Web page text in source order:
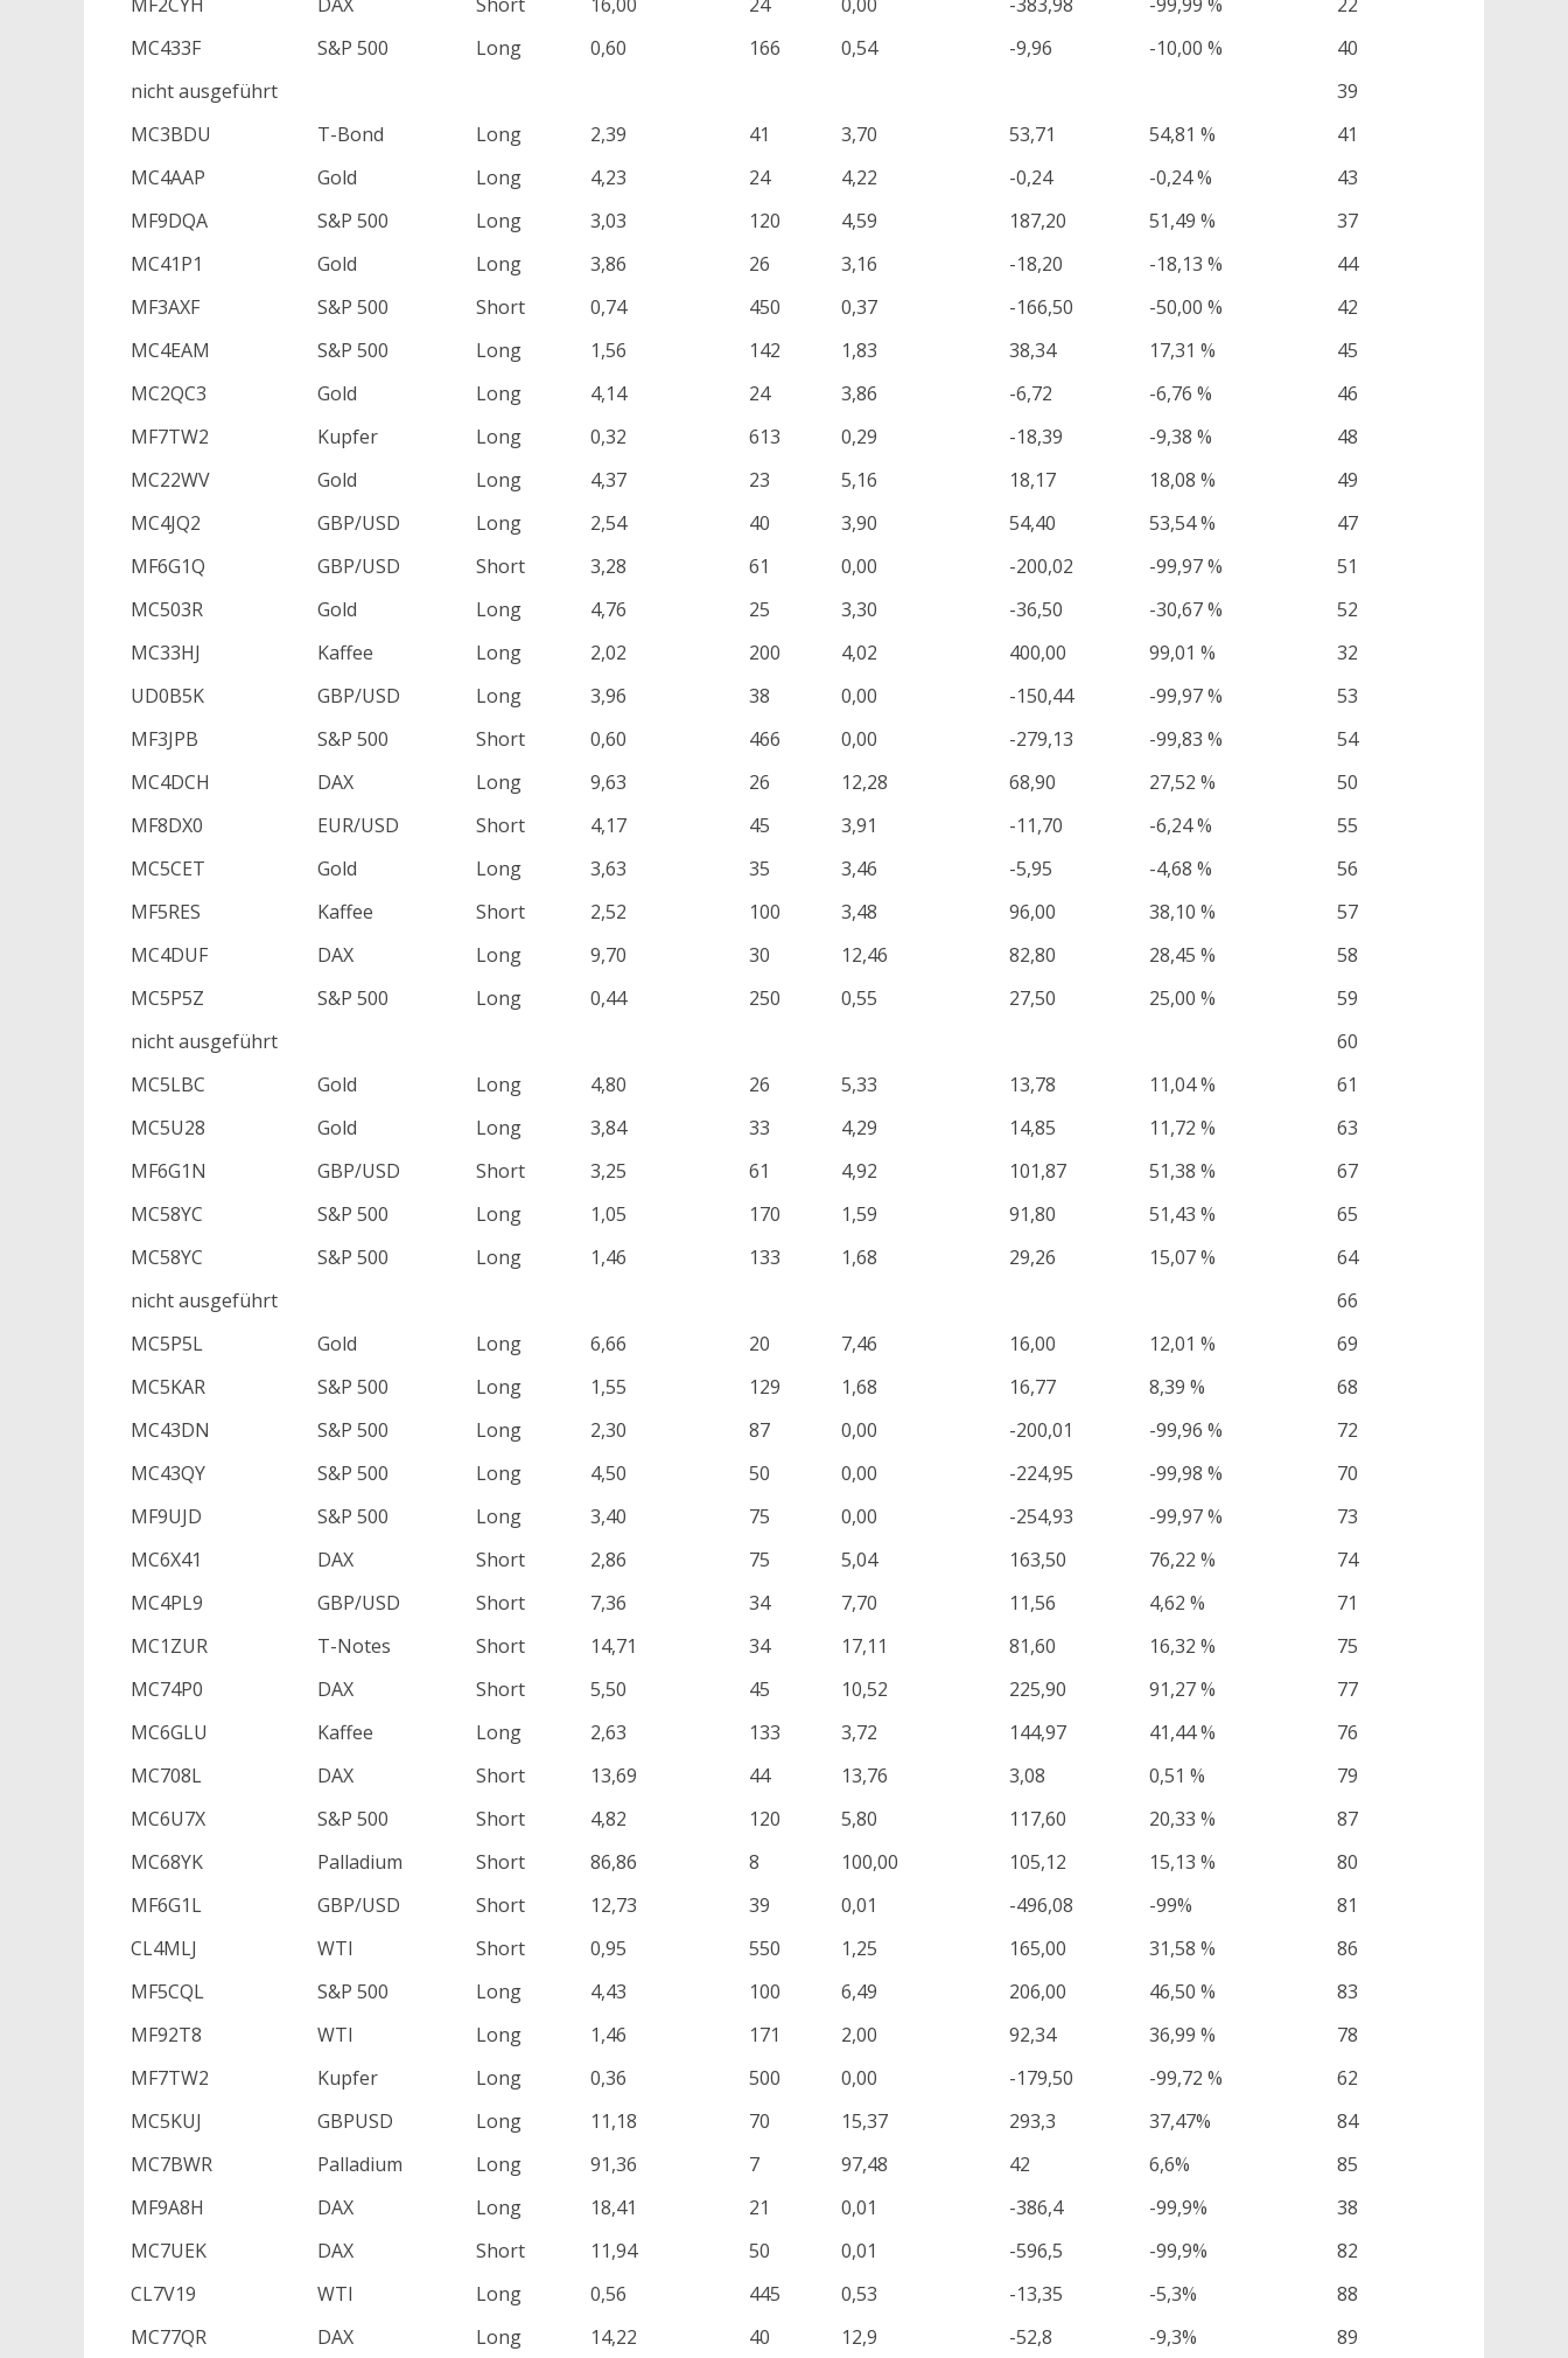
MC433F
S&P 500 Long 0,60 166 0,54 -9,96 -10,00 %
40
nicht ausgeführt
39
MC3BDU
T-Bond Long 2,39 41 3,70 53,71 54,81 %
41
MC4AAP
Gold Long 4,23 24 4,22 -0,24 -0,24 %
43
MF9DQA
S&P 500 Long 3,03 120 4,59 187,20 51,49 %
37
MC41P1
Gold Long 3,86 26 3,16 -18,20 -18,13 %
44
MF3AXF
S&P 500 Short 0,74 450 0,37 -166,50 -50,00 %
42
MC4EAM
S&P 500 Long 1,56 142 1,83 38,34 17,31 %
45
MC2QC3
Gold Long 4,14 24 3,86 -6,72 -6,76 %
46
MF7TW2
Kupfer Long 0,32 613 0,29 -18,39 -9,38 %
48
MC22WV
Gold Long 4,37 23 5,16 18,17 18,08 %
49
MC4JQ2
GBP/USD Long 2,54 40 3,90 54,40 53,54 %
47
MF6G1Q
GBP/USD Short 3,28 61 0,00 -200,02 -99,97 %
51
MC503R
Gold Long 4,76 25 3,30 -36,50 -30,67 %
52
MC33HJ
Kaffee Long 2,02 200 4,02 400,00 99,01 %
32
UD0B5K
GBP/USD Long 3,96 38 0,00 -150,44 -99,97 %
53
MF3JPB
S&P 500 Short 0,60 466 0,00 -279,13 -99,83 %
54
MC4DCH
DAX Long 9,63 26 12,28 68,90 27,52 %
50
MF8DX0
EUR/USD Short 4,17 45 3,91 -11,70 -6,24 %
55
MC5CET
Gold Long 3,63 35 3,46 -5,95 -4,68 %
56
MF5RES
Kaffee Short 2,52 100 3,48 96,00 38,10 %
57
MC4DUF
DAX Long 9,70 30 12,46 82,80 28,45 %
58
MC5P5Z
S&P 500 Long 0,44 250 0,55 27,50 25,00 %
59
nicht ausgeführt
60
MC5LBC
Gold Long 4,80 26 5,33 13,78 11,04 %
61
MC5U28
Gold Long 3,84 33 4,29 14,85 11,72 %
63
MF6G1N
GBP/USD Short 3,25 61 4,92 101,87 51,38 %
67
MC58YC
S&P 500 Long 1,05 170 1,59 91,80 51,43 %
65
MC58YC
S&P 500 Long 1,46 133 1,68 29,26 15,07 %
64
nicht ausgeführt
66
MC5P5L
Gold Long 6,66 20 7,46 16,00 12,01 %
69
MC5KAR
S&P 500 Long 1,55 129 1,68 16,77 8,39 %
68
MC43DN
S&P 500 Long 2,30 87 0,00 -200,01 -99,96 %
72
MC43QY
S&P 500 Long 4,50 50 0,00 -224,95 -99,98 %
70
MF9UJD
S&P 500 Long 3,40 75 0,00 -254,93 -99,97 %
73
MC6X41
DAX Short 2,86 75 5,04 163,50 76,22 %
74
MC4PL9
GBP/USD Short 7,36 34 7,70 11,56 4,62 %
71
MC1ZUR
T-Notes Short 14,71 34 17,11 81,60 16,32 %
75
MC74P0
DAX Short 5,50 45 10,52 225,90 91,27 %
77
MC6GLU
Kaffee Long 2,63 133 3,72 144,97 41,44 %
76
MC708L
DAX Short 13,69 44 13,76 3,08 0,51 %
79
MC6U7X
S&P 500 Short 4,82 120 5,80 117,60 20,33 %
87
MC68YK
Palladium Short 86,86 8 100,00 105,12 15,13 %
80
MF6G1L
GBP/USD Short 12,73 39 0,01 -496,08 -99%
81
CL4MLJ
WTI Short 0,95 550 1,25 165,00 31,58 %
86
MF5CQL
S&P 500 Long 4,43 100 6,49 206,00 46,50 %
83
MF92T8
WTI Long 1,46 171 2,00 92,34 36,99 %
78
MF7TW2
Kupfer Long 0,36 500 0,00 -179,50 -99,72 %
62
MC5KUJ
GBPUSD Long 11,18 70 15,37 293,3 37,47%
84
MC7BWR
Palladium Long 91,36 7 97,48 42 6,6%
85
MF9A8H
DAX Long 18,41 21 0,01 -386,4 -99,9%
38
MC7UEK
DAX Short 11,94 50 0,01 -596,5 -99,9%
82
CL7V19
WTI Long 0,56 445 0,53 -13,35 -5,3%
88
MC77QR
DAX Long 14,22 40 12,9 -52,8 -9,3% 89